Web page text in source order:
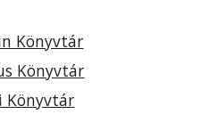
Könyvtár
Könyvtár
Könyvtár